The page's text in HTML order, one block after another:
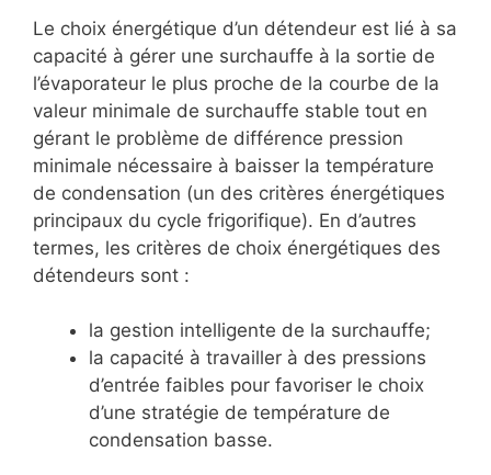
Le choix énergétique d’un détendeur est lié à sa
capacité à gérer une surchauffe à la sortie de
l’évaporateur le plus proche de la courbe de la
valeur minimale de surchauffe stable tout en
gérant le problème de différence pression
minimale nécessaire à baisser la température
de condensation (un des critères énergétiques
principaux du cycle frigorifique). En d’autres
termes, les critères de choix énergétiques des
détendeurs sont :
la gestion intelligente de la surchauffe;
la capacité à travailler à des pressions
d’entrée faibles pour favoriser le choix
d’une stratégie de température de
condensation basse.